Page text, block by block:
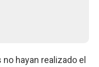
hayan realizado el